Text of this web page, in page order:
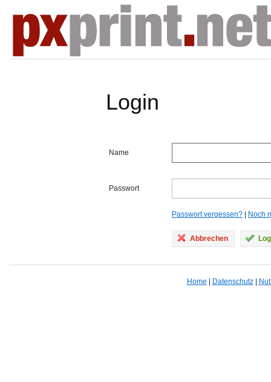
Login
Name
Passwort
Passwort vergessen? Noch
Abbrechen
Home | Datenschutz|